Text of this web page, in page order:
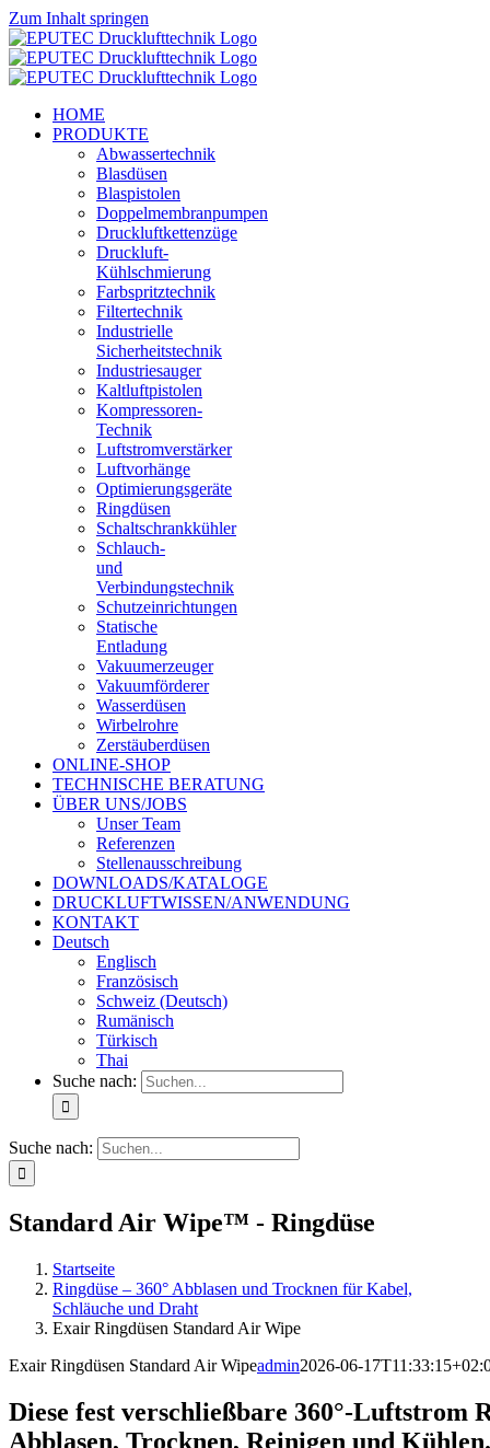
Zum Inhalt springen
HOME
PRODUKTE
Abwassertechnik
Blasdüsen
Blaspistolen
Doppelmembranpumpen
Druckluftkettenzüge
Druckluft-
Kühlschmierung
Farbspritztechnik
Filtertechnik
Industrielle
Sicherheitstechnik
Industriesauger
Kaltluftpistolen
Kompressoren-
Technik
Luftstromverstärker
Luftvorhänge
Optimierungsgeräte
Ringdüsen
Schaltschrankkühler
Schlauch-
und
Verbindungstechnik
Schutzeinrichtungen
Statische
Entladung
Vakuumerzeuger
Vakuumförderer
Wasserdüsen
Wirbelrohre
Zerstäuberdüsen
ONLINE-SHOP
TECHNISCHE BERATUNG
ÜBER UNS/JOBS
Unser Team
Referenzen
Stellenausschreibung
DOWNLOADS/KATALOGE
DRUCKLUFTWISSEN/ANWENDUNG
KONTAKT
Deutsch
Englisch
Französisch
Schweiz (Deutsch)
Rumänisch
Türkisch
Thai
Suche nach:
Suche nach:
Standard Air Wipe™ - Ringdüse
Startseite
Ringdüse – 360° Abblasen und Trocknen für Kabel,
Schläuche und Draht
Exair Ringdüsen Standard Air Wipe
Exair Ringdüsen Standard Air Wipeadmin2026-06-
Diese fest verschließbare 360°-Luftstrom
Abblasen, Trocknen, Reinigen und Kühlen.